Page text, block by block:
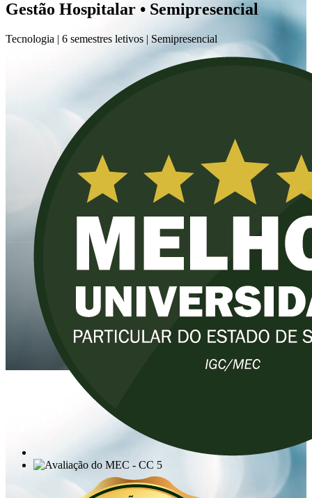
Gestão Hospitalar • Semipresencial
Tecnologia | 6 semestres letivos | Semipresencial